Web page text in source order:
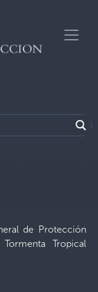
de Protección
Tropical